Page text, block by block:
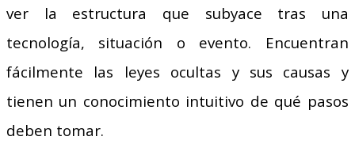
ver la estructura que subyace tras una
tecnología, situación o evento. Encuentran
fácilmente las leyes ocultas y sus causas y
tienen un conocimiento intuitivo de qué pasos
deben tomar.